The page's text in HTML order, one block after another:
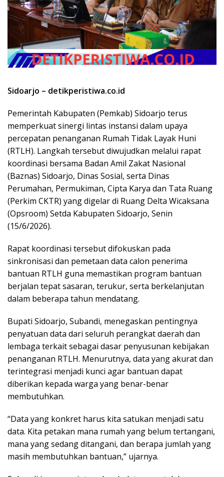
Sidoarjo – detikperistiwa.co.id
Pemerintah Kabupaten (Pemkab) Sidoarjo terus
memperkuat sinergi lintas instansi dalam upaya
percepatan penanganan Rumah Tidak Layak Huni
(RTLH). Langkah tersebut diwujudkan melalui rapat
koordinasi bersama Badan Amil Zakat Nasional
(Baznas) Sidoarjo, Dinas Sosial, serta Dinas
Perumahan, Permukiman, Cipta Karya dan Tata Ruang
(Perkim CKTR) yang digelar di Ruang Delta Wicaksana
(Opsroom) Setda Kabupaten Sidoarjo, Senin
(15/6/2026).
Rapat koordinasi tersebut difokuskan pada
sinkronisasi dan pemetaan data calon penerima
bantuan RTLH guna memastikan program bantuan
berjalan tepat sasaran, terukur, serta berkelanjutan
dalam beberapa tahun mendatang.
Bupati Sidoarjo, Subandi, menegaskan pentingnya
penyatuan data dari seluruh perangkat daerah dan
lembaga terkait sebagai dasar penyusunan kebijakan
penanganan RTLH. Menurutnya, data yang akurat dan
terintegrasi menjadi kunci agar bantuan dapat
diberikan kepada warga yang benar-benar
membutuhkan.
“Data yang konkret harus kita satukan menjadi satu
data. Kita petakan mana rumah yang belum tertangani,
mana yang sedang ditangani, dan berapa jumlah yang
masih membutuhkan bantuan,” ujarnya.